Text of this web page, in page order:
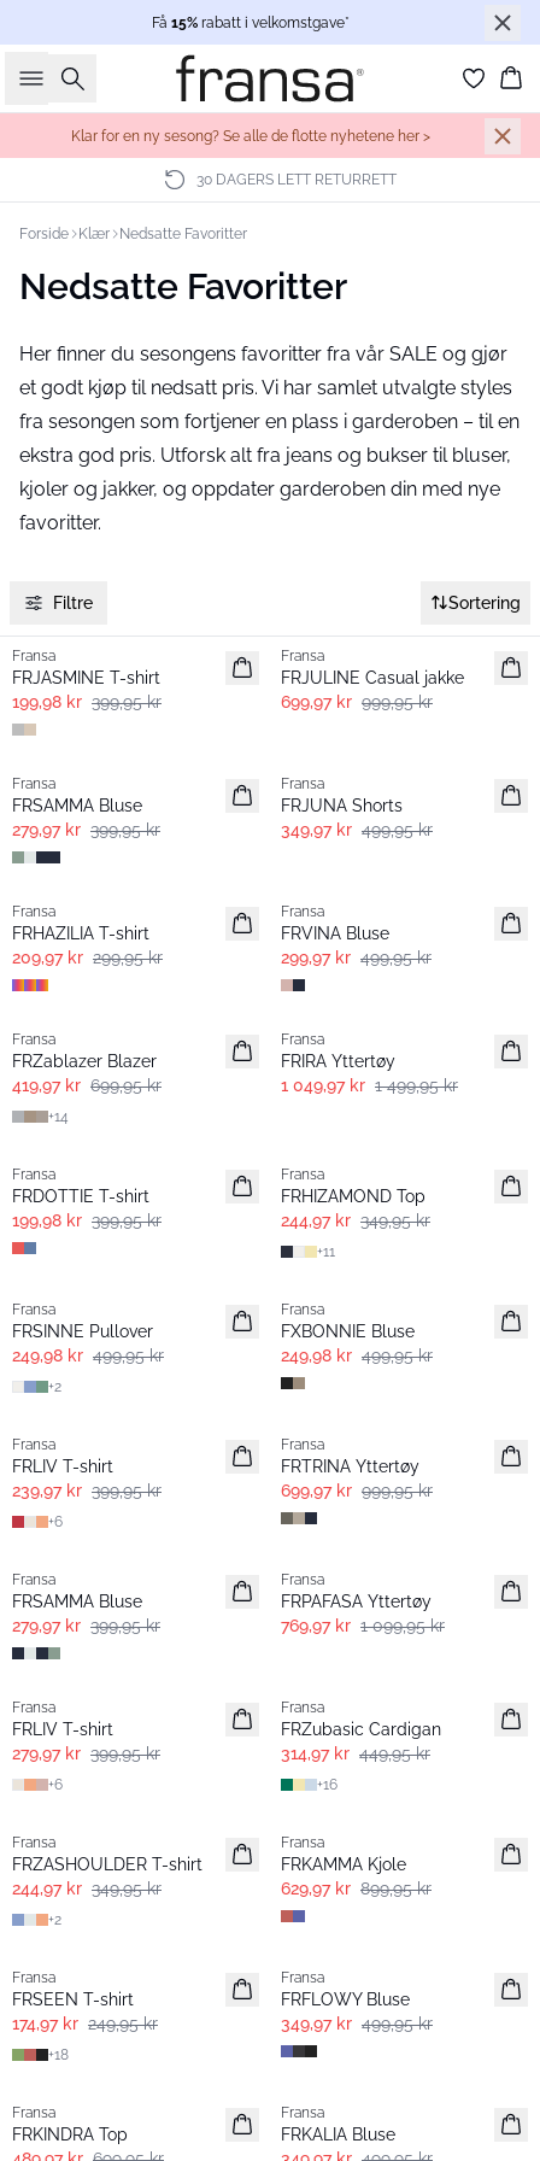
Få 15% rabatt i velkomstgave*
Søk
Klar for en ny sesong? Se alle de flotte nyhetene her >
30 DAGERS LETT RETURRETT
Forside Klær Nedsatte Favoritter
Nedsatte Favoritter
Her finner du sesongens favoritter fra vår SALE og gjør
et godt kjøp til nedsatt pris. Vi har samlet utvalgte styles
fra sesongen som fortjener en plass i garderoben – til en
ekstra god pris. Utforsk alt fra jeans og bukser til bluser,
kjoler og jakker, og oppdater garderoben din med nye
favoritter.
Filtre Sortering
- 50%
Fransa
FRJASMINE T-shirt
199,98 kr 399,95 kr
Fransa
FRJULINE Casual jakke
699,97 kr 999,95 kr
-30%
Fransa
FRSAMMA Bluse
279,97 kr 399,95 kr
Fransa
FRJUNA Shorts
349,97 kr 499,95 kr
-30%
Fransa
FRHAZILIA T-shirt
209,97 kr 299,95 kr
Fransa
FRVINA Bluse
299,97 kr 499,95 kr
Extended size
- 40% | Salg
Fransa
FRZablazer Blazer
419,97 kr 699,95 kr
+14
-30%
Fransa
FRIRA Yttertøy
1 049,97 kr 1 499,95 kr
Fransa
FRDOTTIE T-shirt
199,98 kr 399,95 kr
Fransa
FRHIZAMOND Top
244,97 kr 349,95 kr
+11
Fransa
FRSINNE Pullover
249,98 kr 499,95 kr
+2
Fransa
FXBONNIE Bluse
249,98 kr 499,95 kr
Extended size
Fransa
FRLIV T-shirt
239,97 kr 399,95 kr
+6
Fransa
FRTRINA Yttertøy
699,97 kr 999,95 kr
Fransa
FRSAMMA Bluse
279,97 kr 399,95 kr
Fransa
FRPAFASA Yttertøy
769,97 kr 1 099,95 kr
Extended size
-30%
Fransa
FRLIV T-shirt
279,97 kr 399,95 kr
+6
Extended size
Fransa
FRZubasic Cardigan
314,97 kr 449,95 kr
+16
Fransa
FRZASHOULDER T-shirt
244,97 kr 349,95 kr
+2
Fransa
FRKAMMA Kjole
629,97 kr 899,95 kr
Fransa
FRSEEN T-shirt
174,97 kr 249,95 kr
+18
Fransa
FRFLOWY Bluse
349,97 kr 499,95 kr
Fransa
FRKINDRA Top
Extended size
Fransa
FRKALIA Bluse